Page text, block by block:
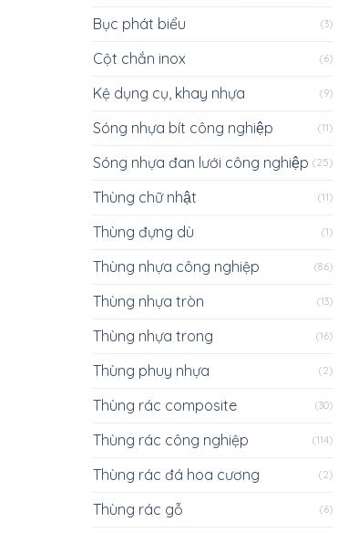
Bục phát biểu (3)
Cột chắn inox (6)
Kệ dụng cụ, khay nhựa (9)
Sóng nhựa bít công nghiệp (11)
Sóng nhựa đan lưới công nghiệp (25)
Thùng chữ nhật (11)
Thùng đựng dù (1)
Thùng nhựa công nghiệp (86)
Thùng nhựa tròn (13)
Thùng nhựa trong (16)
Thùng phuy nhựa (2)
Thùng rác composite (30)
Thùng rác công nghiệp (114)
Thùng rác đá hoa cương (2)
Thùng rác gỗ (6)